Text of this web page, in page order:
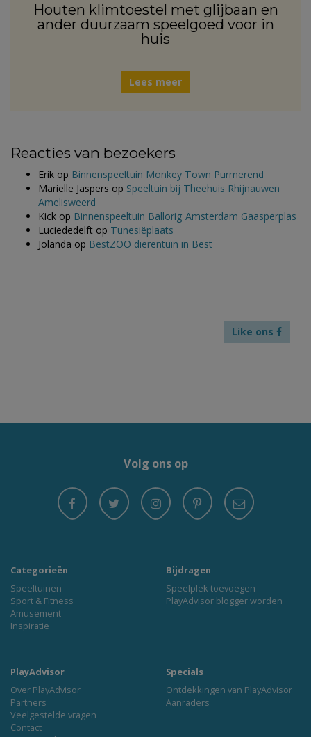
Houten klimtoestel met glijbaan en
ander duurzaam speelgoed voor in
huis
Lees meer
Reacties van bezoekers
Erik op Binnenspeeltuin Monkey Town Purmerend
Marielle Jaspers op Speeltuin bij Theehuis Rhijnauwen
Amelisweerd
Kick op Binnenspeeltuin Ballorig Amsterdam Gaasperplas
Luciededelft op Tunesiëplaats
Jolanda op BestZOO dierentuin in Best
Like ons
Volg ons op
Categorieën
Speeltuinen
Sport & Fitness
Amusement
Inspiratie
Bijdragen
Speelplek toevoegen
PlayAdvisor blogger worden
PlayAdvisor
Over PlayAdvisor
Partners
Veelgestelde vragen
Contact
Specials
Ontdekkingen van PlayAdvisor
Aanraders